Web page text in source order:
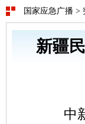
国家应急广播 >
新疆
中